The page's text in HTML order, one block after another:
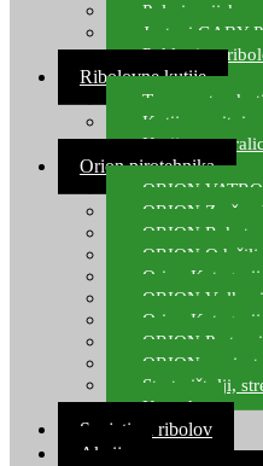
Polarizacijske
Jastuci GABY
Pokloni za
Ribolovne kutije
Transportne
Kutije za sitni
Kutije za
Orion pirotehnika
ORION
ORION Zračne
ORION
ORION
Orion
ORION Vulkani
Orion
ORION Party
ORION
Start pištolji,
Kontakt
Savjeti za ribolov
Akcija